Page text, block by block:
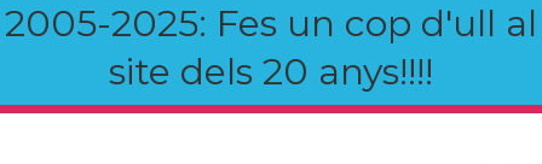
2005-2025: Fes un cop d'ull al
site dels 20 anys!!!!